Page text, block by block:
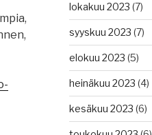
lokakuu 2023 (7)
syyskuu 2023 (7)
elokuu 2023 (5)
heinäkuu 2023 (4)
kesäkuu 2023 (6)